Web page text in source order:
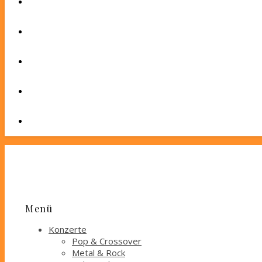
Menü
Konzerte
Pop & Crossover
Metal & Rock